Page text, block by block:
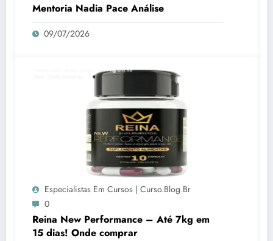
Mentoria Nadia Pace Análise
09/07/2026
Especialistas Em Cursos | Curso.blog.br
0
Reina New Performance – Até 7kg em
15 dias! Onde comprar